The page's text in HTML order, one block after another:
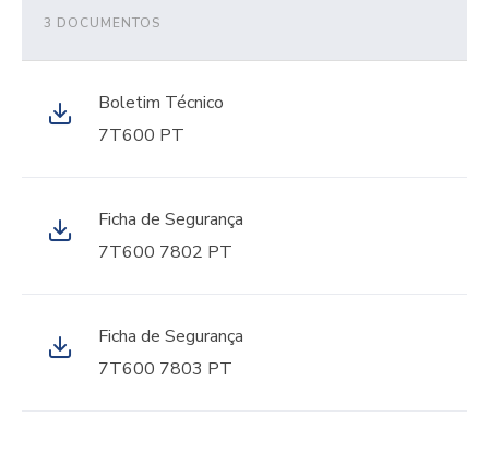
3 DOCUMENTOS
Boletim Técnico
7T600 PT
Ficha de Segurança
7T600 7802 PT
Ficha de Segurança
7T600 7803 PT